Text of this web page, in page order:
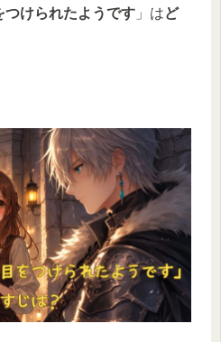
つけられたようです 」はど